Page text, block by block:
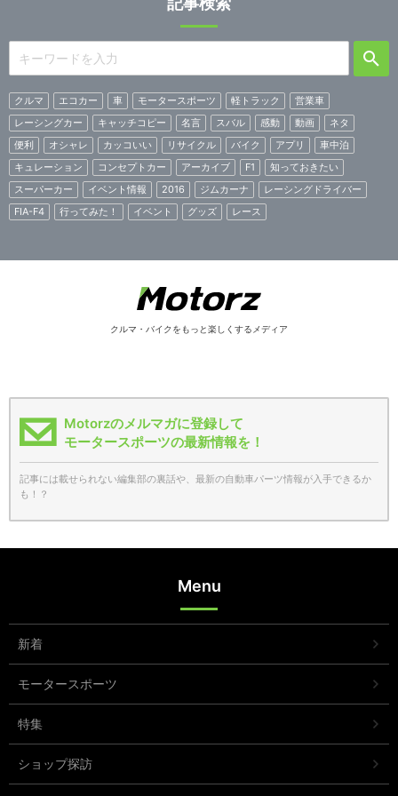
クルマ エコカー 車 モータースポーツ 軽トラック
営業車
レーシングカー
キャッチコピー 名言 スバル 感動 動画
ネタ
便利
オシャレ カッコいい リサイクル バイク アプリ
車中泊
キュレーション
コンセプトカー アーカイブ F1
知っておきたい
スーパーカー
イベント情報 2016 ジムカーナ
レーシングドライバー
FIA-F4
行ってみた！ イベント グッズ レース
クルマ・バイクをもっと楽しくするメディア
Motorzのメルマガに登録して
モータースポーツの最新情報を！
記事には載せられない編集部の裏話や、最新の自動車パーツ情報が入手できるか
も！？
Menu
新着
モータースポーツ
特集
ショップ探訪